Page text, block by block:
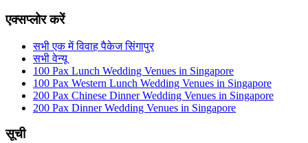
एक्सप्लोर करें
सभी एक में विवाह पैकेज सिंगापुर
सभी वेन्यू
100 Pax Lunch Wedding Venues in Singapore
100 Pax Western Lunch Wedding Venues in Singapore
200 Pax Chinese Dinner Wedding Venues in Singapore
200 Pax Dinner Wedding Venues in Singapore
सूची